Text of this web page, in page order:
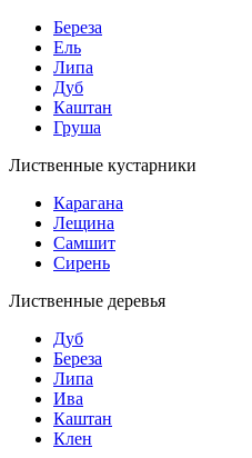
Береза
Ель
Липа
Дуб
Каштан
Груша
Лиственные кустарники
Карагана
Лещина
Самшит
Сирень
Лиственные деревья
Дуб
Береза
Липа
Ива
Каштан
Клен